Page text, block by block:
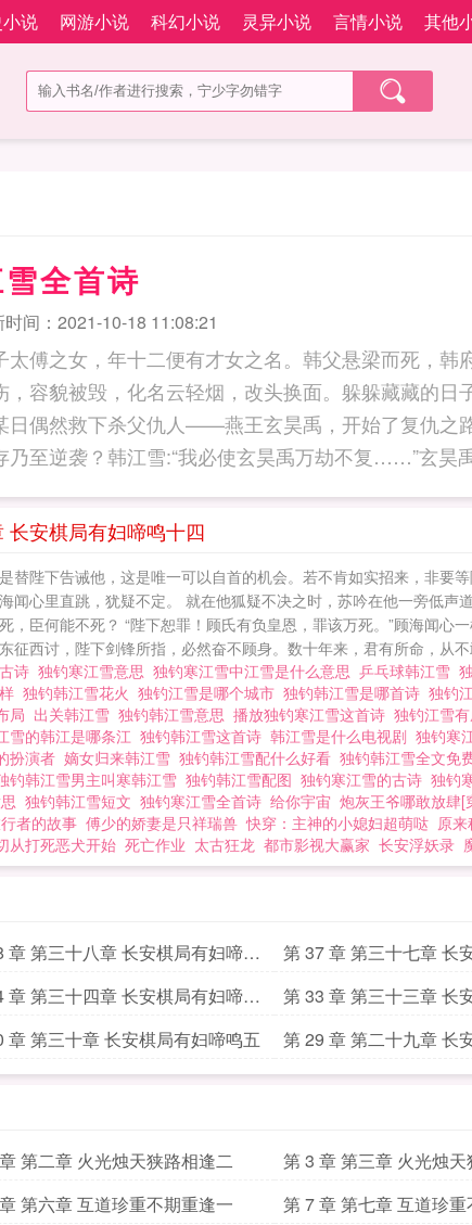
说 网游小说 科幻小说 灵异小说 言情小说 其他
全首诗
时间：2021-10-18 11:08:21
傅之女，年十二便有才女之名。韩父悬梁而死，韩
，容貌被毁，化名云轻烟，改头换面。躲躲藏藏的日
日偶然救下杀父仇人——燕王玄昊禹，开始了复仇
乃至逆袭？韩江雪:“我必使玄昊禹万劫不复……”玄昊
小说 独钓韩江雪吾玉 独钓韩江雪图片 折梨
长安棋局有妇啼鸣十四
陛下告诫他，这是唯一可以自首的机会。若不肯如实招来，非要
心里直跳，犹疑不定。 就在他狐疑不决之时，苏吟在他一旁低声
臣何能不死？ “陛下恕罪！顾氏有负皇恩，罪该万死。”顾海闻心
征西讨，陛下剑锋所指，必然奋不顾身。数十年来，君有所命，从
诗 独钓寒江雪意思 独钓寒江雪中江雪是什么意思 乒乓球韩江雪
独钓韩江雪花火 独钓江雪是哪个城市 独钓韩江雪是哪首诗 独钓
局 出关韩江雪 独钓韩江雪意思 播放独钓寒江雪这首诗 独钓江雪
雪的韩江是哪条江 独钓韩江雪这首诗 韩江雪是什么电视剧 独钓寒
扮演者 嫡女归来韩江雪 独钓韩江雪配什么好看 独钓韩江雪全文免
钓韩江雪男主叫寒韩江雪 独钓韩江雪配图 独钓寒江雪的古诗 独钓
独钓韩江雪短文 独钓寒江雪全首诗 给你宇宙 炮灰王爷哪敢放肆[
者的故事 傅少的娇妻是只祥瑞兽 快穿：主神的小媳妇超萌哒 原
从打死恶犬开始 死亡作业 太古狂龙 都市影视大赢家 长安浮妖录
章 第三十八章 长安棋局有妇啼鸣
第 37 章 第三十七章 长
十二
章 第三十四章 长安棋局有妇啼鸣
第 33 章 第三十三章 长
八
章 第三十章 长安棋局有妇啼鸣五
第 29 章 第二十九章 长
四
第二章 火光烛天狭路相逢二 第 3 章 第三章 火光烛
第六章 互道珍重不期重逢一 第 7 章 第七章 互道珍